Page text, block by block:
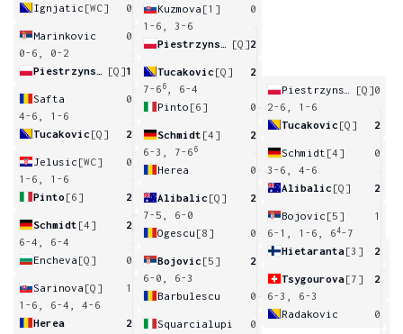
Ignjatic [WC] 0
Marinkovic
0
0-6, 0-2
[Q]1
Safta
0
4-6, 1-6
Tucakovic [Q] 2
Jelusic [WC]
0
1-6, 1-6
Pinto [6] 2
Schmidt [4]
2
6-4, 6-4
Encheva [Q] 0
Sarinova [Q]
1
1-6, 6-4, 4-6
Herea
2
Kuzmova [1]
0
1-6, 3-6
[Q]2
Tucakovic [Q]
2
7-6 6
, 6-4
Pinto [6] 0
Schmidt [4]
2
6-3, 7-6 6
Herea 0
Alibalic [Q]
2
7-5, 6-0
Ogescu [8] 0
Bojovic [5]
2
6-0, 6-3
Barbulescu
0
Squarcialupi
0
[Q]0
2-6, 1-6
Tucakovic [Q] 2
Schmidt [4]
0
3-6, 4-6
Alibalic [Q] 2
Bojovic [5]
1
6-1, 1-6, 64-7
Hietaranta[3] 2
Tsygourova[7]
2
6-3, 6-3
Radakovic
0